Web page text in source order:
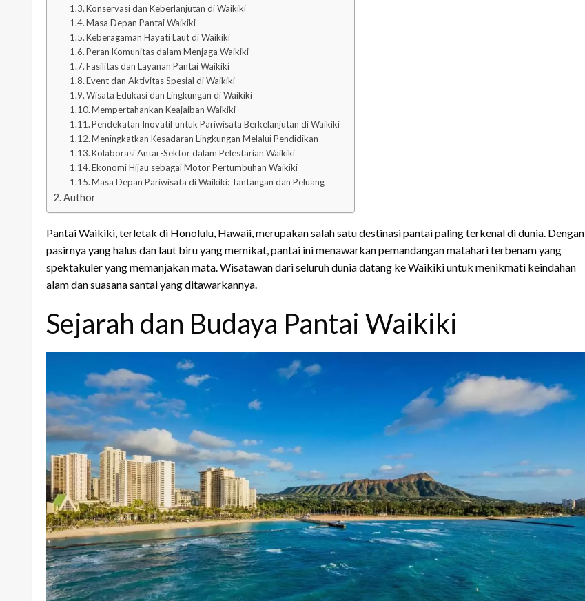
Konservasi dan Keberlanjutan di Waikiki
Masa Depan Pantai Waikiki
Keberagaman Hayati Laut di Waikiki
Peran Komunitas dalam Menjaga Waikiki
Fasilitas dan Layanan Pantai Waikiki
Event dan Aktivitas Spesial di Waikiki
Wisata Edukasi dan Lingkungan di Waikiki
Mempertahankan Keajaiban Waikiki
Pendekatan Inovatif untuk Pariwisata Berkelanjutan di Waikiki
Meningkatkan Kesadaran Lingkungan Melalui Pendidikan
Kolaborasi Antar-Sektor dalam Pelestarian Waikiki
Ekonomi Hijau sebagai Motor Pertumbuhan Waikiki
Masa Depan Pariwisata di Waikiki: Tantangan dan Peluang
Author
Pantai Waikiki, terletak di Honolulu, Hawaii, merupakan salah satu destinasi pantai paling terkenal di dunia. Dengan
pasirnya yang halus dan laut biru yang memikat, pantai ini menawarkan pemandangan matahari terbenam yang
spektakuler yang memanjakan mata. Wisatawan dari seluruh dunia datang ke Waikiki untuk menikmati keindahan
alam dan suasana santai yang ditawarkannya.
Sejarah dan Budaya Pantai Waikiki